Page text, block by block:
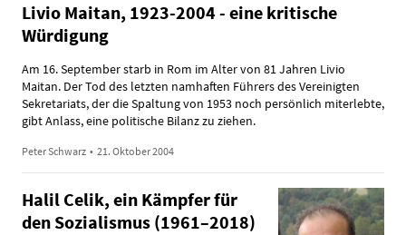
Livio Maitan, 1923-2004 - eine kritische
Würdigung
Am 16. September starb in Rom im Alter von 81 Jahren Livio
Maitan. Der Tod des letzten namhaften Führers des Vereinigten
Sekretariats, der die Spaltung von 1953 noch persönlich miterlebte,
gibt Anlass, eine politische Bilanz zu ziehen.
Peter Schwarz • 21. Oktober 2004
Halil Celik, ein Kämpfer für
den Sozialismus (1961–2018)